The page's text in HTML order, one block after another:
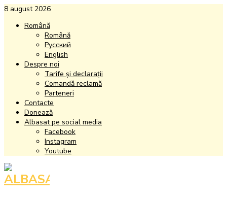
8 august 2026
Română
Română
Русский
English
Despre noi
Tarife și declarații
Comandă reclamă
Parteneri
Contacte
Donează
Albasat pe social media
Facebook
Instagram
Youtube
Facebook
Instagram
Youtube